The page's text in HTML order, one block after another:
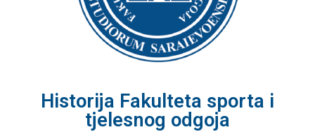
Historija Fakulteta sporta i
tjelesnog odgoja